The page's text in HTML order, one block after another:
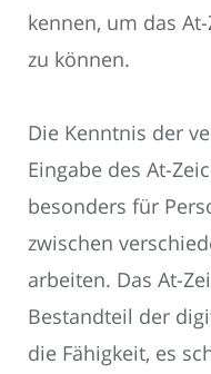
kennen, um das
zu können.
Die Kenntnis der
Eingabe des At-
besonders für
zwischen
arbeiten. Das At-
Bestandteil der
die Fähigkeit, es